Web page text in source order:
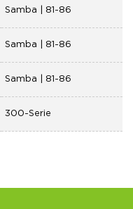
Samba | 81-86
Samba | 81-86
Samba | 81-86
300-Serie